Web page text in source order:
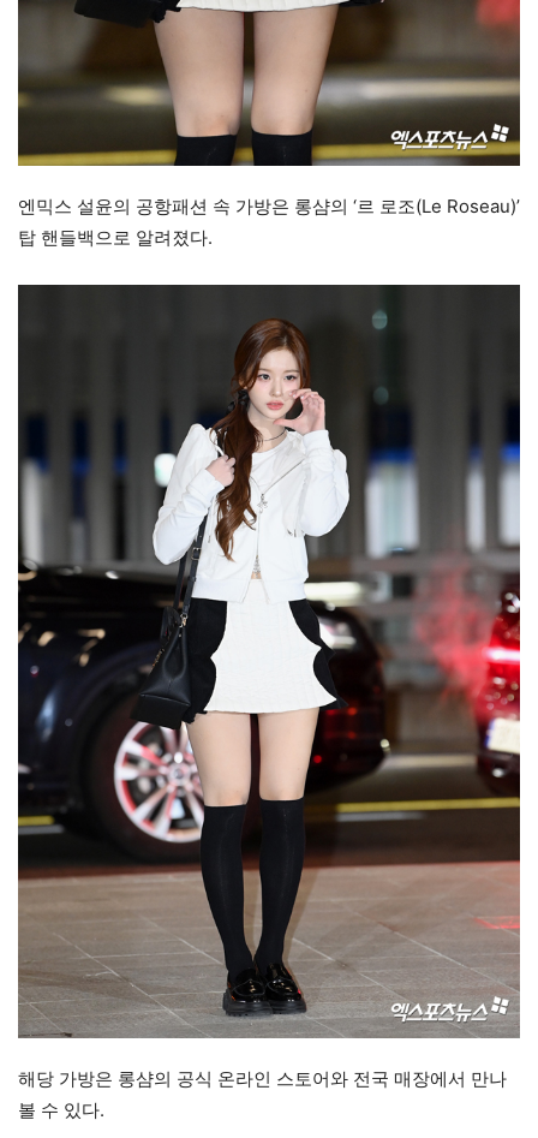
엔믹스 설윤의 공항패션 속 가방은 롱샴의 ‘르 로조(Le Roseau)’
탑 핸들백으로 알려졌다.
해당 가방은 롱샴의 공식 온라인 스토어와 전국 매장에서 만나
볼 수 있다.